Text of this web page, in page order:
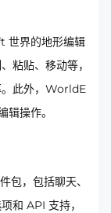
世界的地形编辑
粘贴、移动等，
。此外，WorldE
操作。
包，包括聊天、
和 API 支持，